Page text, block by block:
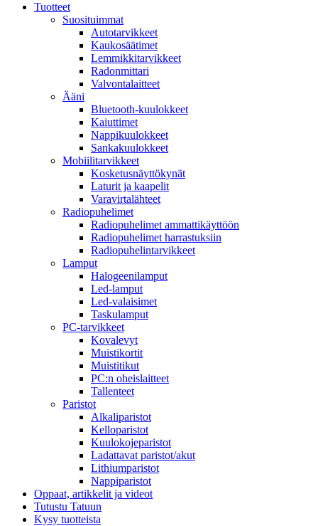
Tuotteet
Suosituimmat
Autotarvikkeet
Kaukosäätimet
Lemmikkitarvikkeet
Radonmittari
Valvontalaitteet
Ääni
Bluetooth-kuulokkeet
Kaiuttimet
Nappikuulokkeet
Sankakuulokkeet
Mobiilitarvikkeet
Kosketusnäyttökynät
Laturit ja kaapelit
Varavirtalähteet
Radiopuhelimet
Radiopuhelimet ammattikäyttöön
Radiopuhelimet harrastuksiin
Radiopuhelintarvikkeet
Lamput
Halogeenilamput
Led-lamput
Led-valaisimet
Taskulamput
PC-tarvikkeet
Kovalevyt
Muistikortit
Muistitikut
PC:n oheislaitteet
Tallenteet
Paristot
Alkaliparistot
Kelloparistot
Kuulokojeparistot
Ladattavat paristot/akut
Lithiumparistot
Nappiparistot
Oppaat, artikkelit ja videot
Tutustu Tatuun
Kysy tuotteista